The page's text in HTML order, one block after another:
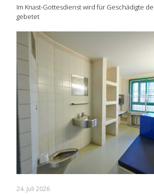
Im Knast-Gottesdienst wird für Geschädigte
gebetet
24. Juli 2026